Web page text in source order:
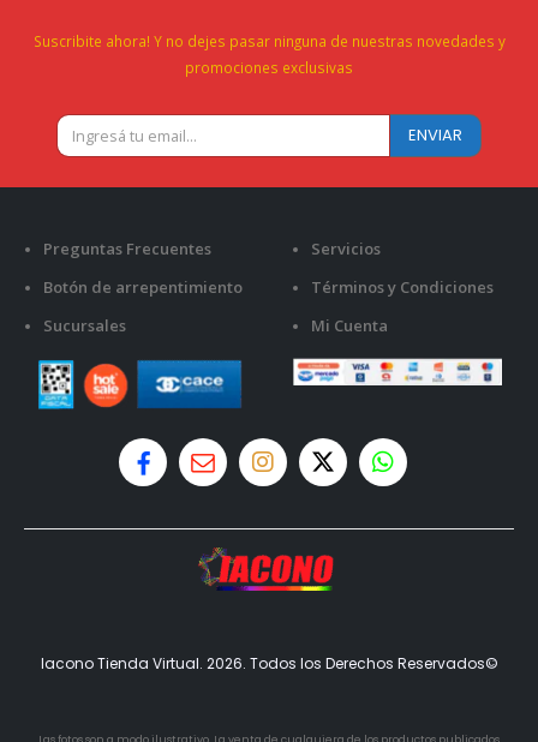
Suscribite ahora! Y no dejes pasar ninguna de nuestras novedades y
promociones exclusivas
Preguntas Frecuentes
Botón de arrepentimiento
Sucursales
Servicios
Términos y Condiciones
Mi Cuenta
Iacono Tienda Virtual. 2026. Todos los Derechos Reservados©